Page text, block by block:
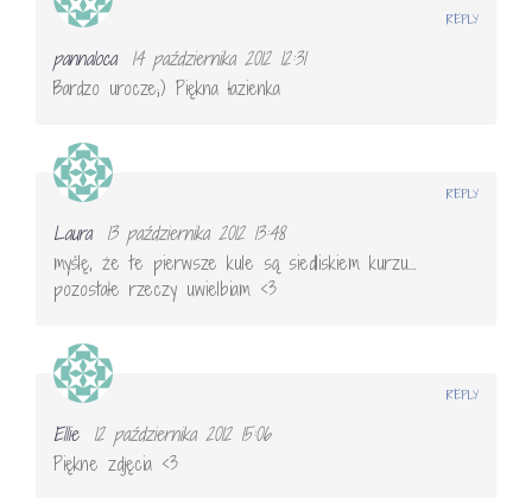
pannaloca
14 października 2012 12:31
Bardzo urocze;) Piękna łazienka
REPLY
Laura
13 października 2012 13:48
myślę, że te pierwsze kule są siedliskiem kurzu…
pozostałe rzeczy uwielbiam <3
REPLY
Ellie
12 października 2012 15:06
Piękne zdjęcia <3
REPLY